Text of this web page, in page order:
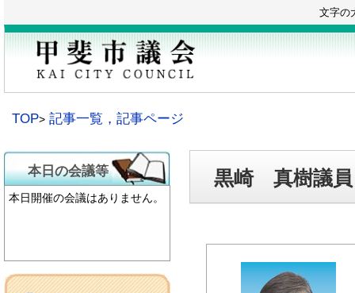
文
へ
文字の
TOP 記事一覧，記事ページ
本日の会議等
本日開催の会議はありません。
黒崎 真樹議員